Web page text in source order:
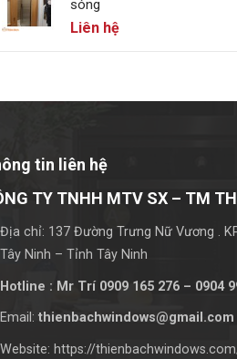
sóng
Liên hệ
tin liên hệ
TY TNHH MTV SX – TM
Địa chỉ: 137 Đường Trưng Nữ Vương .
Tây Ninh – Tỉnh Tây Ninh
Hotline : Mr Trí 0909 165 276 – 0904
Email:thienbachwindows@gmail.com
Website: https://